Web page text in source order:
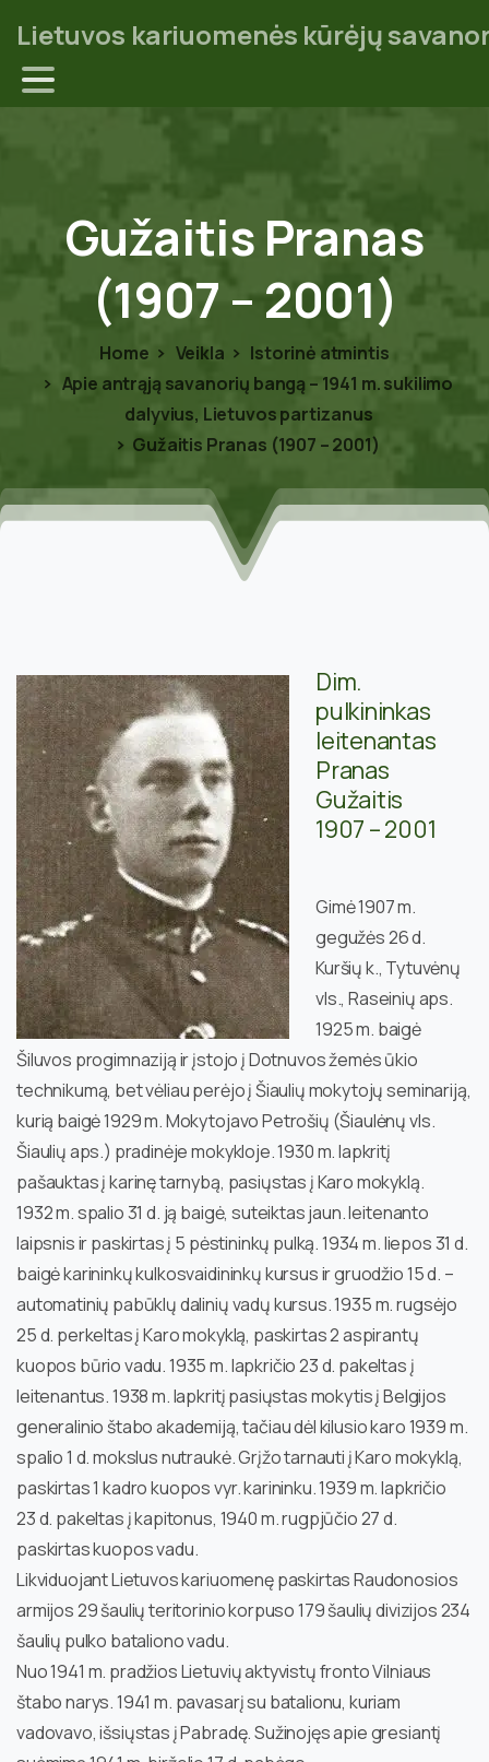
Lietuvos kariuomenės kūrėjų
Gužaitis Pranas
(1907– 2001)
Home Veikla
Istorinė atmintis
Apie antrąją savanorių bangą – 1941 m. sukilimo
dalyvius, Lietuvos partizanus
Gužaitis Pranas (1907 – 2001)
Dim.
pulkininkas
leitenantas
Pranas
Gužaitis
1907 – 2001
Gimė 1907 m.
gegužės 26 d.
Kuršių k., Tytuvėnų
vls., Raseinių aps.
1925 m. baigė
Šiluvos progimnaziją ir įstojo į Dotnuvos žemės ūkio
technikumą, bet vėliau perėjo į Šiaulių mokytojų seminariją,
kurią baigė 1929 m. Mokytojavo Petrošių (Šiaulėnų vls.
Šiaulių aps.) pradinėje mokykloje. 1930 m. lapkritį
pašauktas į karinę tarnybą, pasiųstas į Karo mokyklą.
1932 m. spalio 31 d. ją baigė, suteiktas jaun. leitenanto
laipsnis ir paskirtas į 5 pėstininkų pulką. 1934 m. liepos 31 d.
baigė karininkų kulkosvaidininkų kursus ir gruodžio 15 d. –
automatinių pabūklų dalinių vadų kursus. 1935 m. rugsėjo
25 d. perkeltas į Karo mokyklą, paskirtas 2 aspirantų
kuopos būrio vadu. 1935 m. lapkričio 23 d. pakeltas į
leitenantus. 1938 m. lapkritį pasiųstas mokytis į Belgijos
generalinio štabo akademiją, tačiau dėl kilusio karo 1939 m.
spalio 1 d. mokslus nutraukė. Grįžo tarnauti į Karo mokyklą,
paskirtas 1 kadro kuopos vyr. karininku. 1939 m. lapkričio
23 d. pakeltas į kapitonus, 1940 m. rugpjūčio 27 d.
paskirtas kuopos vadu.
Likviduojant Lietuvos kariuomenę paskirtas Raudonosios
armijos 29 šaulių teritorinio korpuso 179 šaulių divizijos 234
šaulių pulko bataliono vadu.
Nuo 1941 m. pradžios Lietuvių aktyvistų fronto Vilniaus
štabo narys. 1941 m. pavasarį su batalionu, kuriam
vadovavo, išsiųstas į Pabradę. Sužinojęs apie gresiantį